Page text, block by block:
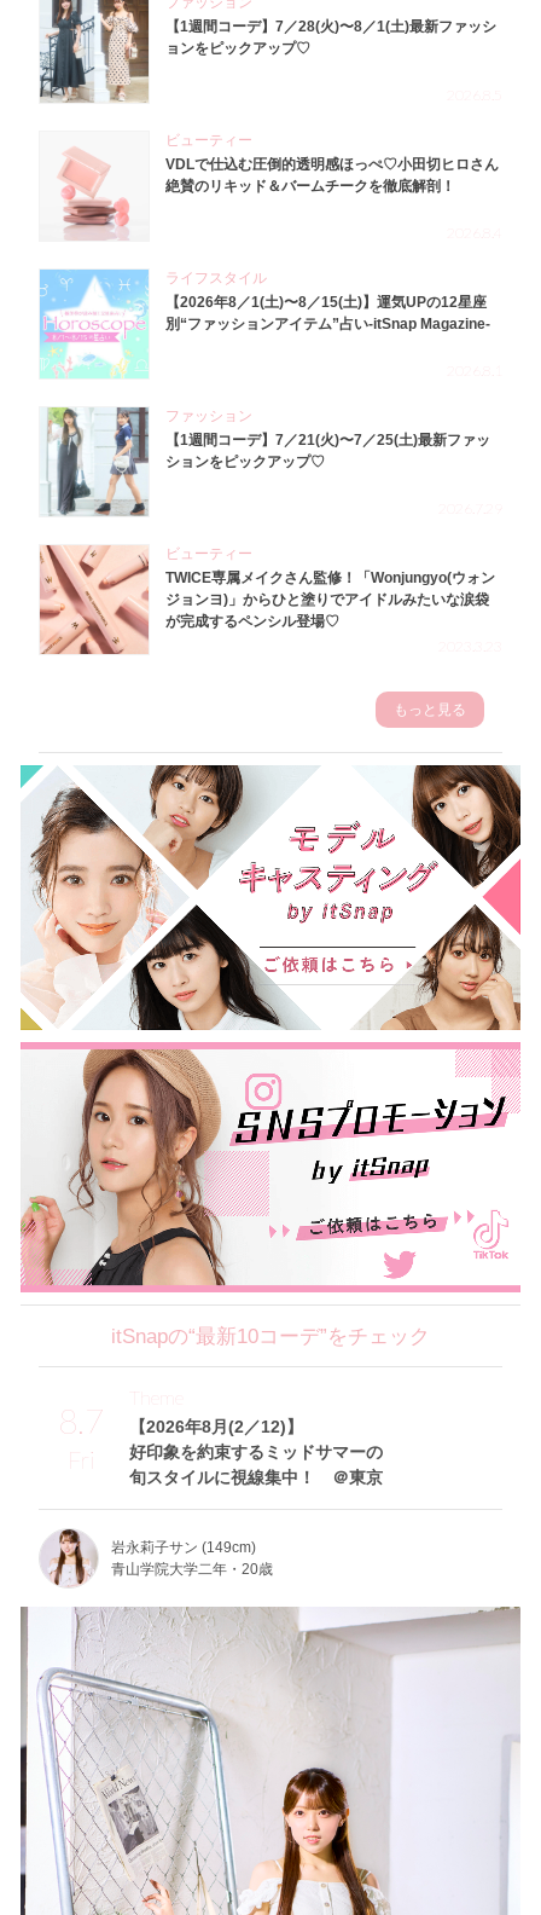
【1週間コーデ】7／28(火)〜8／1(土)最新ファッシ
ョンをピックアップ♡
ビューティー
VDLで仕込む圧倒的透明感ほっぺ♡小田切ヒロさん
絶賛のリキッド＆バームチークを徹底解剖！
ライフスタイル
【2026年8／1(土)〜8／15(土)】運気UPの12星座
別“ファッションアイテム”占い-itSnap Magazine-
ファッション
【1週間コーデ】7／21(火)〜7／25(土)最新ファッ
ションをピックアップ♡
ビューティー
TWICE専属メイクさん監修！「Wonjungyo(ウォン
ジョンヨ)」からひと塗りでアイドルみたいな涙袋
が完成するペンシル登場♡
もっと見る
itSnapの“最新10コーデ”をチェック
8.7
Fri
【2026年8月(2／12)】
好印象を約束するミッドサマーの
旬スタイルに視線集中！ ＠東京
Theme
岩永莉子サン (149cm)
青山学院大学二年・20歳